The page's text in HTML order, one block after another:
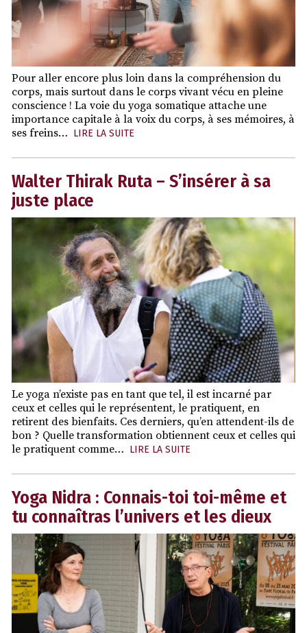
Pour aller encore plus loin dans la compréhension du
corps, mais surtout dans le corps vivant vécu en pleine
conscience ! La voie du yoga somatique attache une
importance capitale à la voix du corps, à ses mémoires, à
ses freins… LIRE LA SUITE
Walter Thirak Ruta – S’insérer à sa
juste place
Le yoga n’existe pas en tant que tel, il est incarné par
ceux et celles qui le représentent, le pratiquent, en
retirent des bienfaits. Ces derniers, qu’en attendent-ils de
bon ? Quelle transformation obtiennent ceux et celles qui
le pratiquent comme… LIRE LA SUITE
Yoga Nidra : Connais-toi toi-même et
tu connaîtras l’univers et les dieux